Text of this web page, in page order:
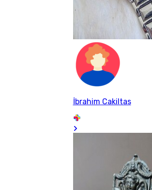
İbrahim Cakiltas